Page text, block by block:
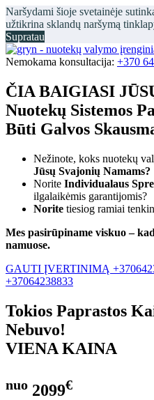
Naršydami šioje svetainėje
užtikrina sklandų naršymą
Supratau
Nemokama konsultacija: +370
ČIA BAIGIASI
Nuotekų Sistemos
Būti Galvos
Nežinote, koks nuotekų
Jūsų Svajonių Namams?
Norite Individualaus
ilgalaikėmis garantijomis?
Norite tiesiog ramiai
Mes pasirūpiname viskuo –
namuose.
GAUTI ĮVERTINIMĄ
+37064238833
Tokios Paprastos
Nebuvo!
VIENA KAINA
nuo 2099€